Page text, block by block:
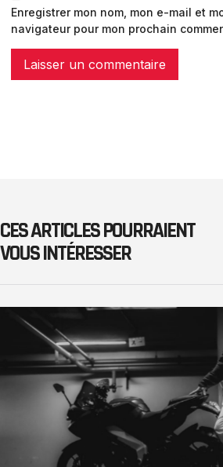
Enregistrer mon nom, mon e-mail et
navigateur pour mon prochain
CES ARTICLES POURRAIENT
VOUS INTÉRESSER